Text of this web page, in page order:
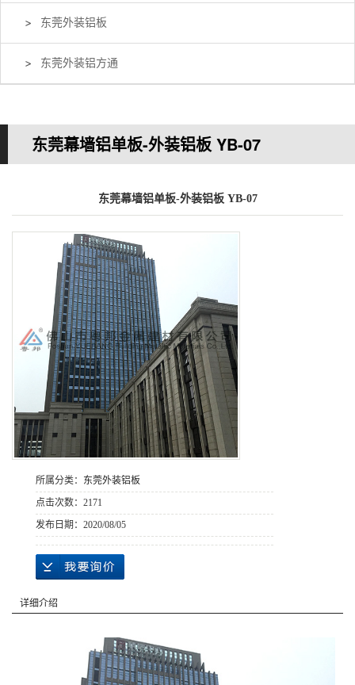
东莞外装铝板
东莞外装铝方通
东莞幕墙铝单板-外装铝板 YB-07
东莞幕墙铝单板-外装铝板 YB-07
所属分类： 东莞外装铝板
点击次数： 2171
发布日期： 2020/08/05
详细介绍